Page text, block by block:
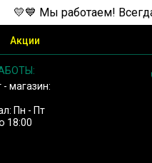
💛💙 Мы работаем!
Акции
- магазин:
Пн - Пт
18:00